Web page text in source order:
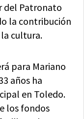
del Patronato
la contribución
cultura.
para Mariano
años ha
en Toledo.
los fondos